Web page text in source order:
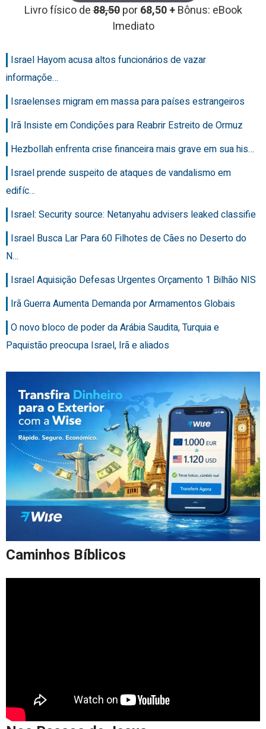
Livro físico de88,50 por68,50 +Bônus: eBook
Imediato
Israel Hayom acusa altos funcionários de vazar
informaçõe…
Israelenses migram em massa para países estrangeiros
Irã Insiste em Condições para Reabrir Estreito de Ormuz
Hezbollah enfrenta crise financeira mais grave em sua his…
Israel prende suspeito de ataques de vandalismo em
edifíc…
Israel: Security source: Netanyahu advisers leaked classifie
Israel Busca Lar Para 60 Filhotes de Cães no Deserto do
N…
Israel Aquisição Defesas Urgentes Orçamento 1 Bilhão NIS
Irã Guerra Aumenta Demanda por Armamentos Globais
O novo bloco de poder da Arábia Saudita, Turquia e
Paquistão preocupa Israel, Irã e aliados
Caminhos Bíblicos